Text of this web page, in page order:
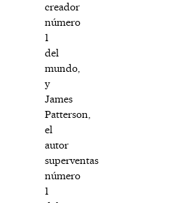
creador
número
1
del
mundo,
y
James
Patterson,
el
autor
superventas
número
1